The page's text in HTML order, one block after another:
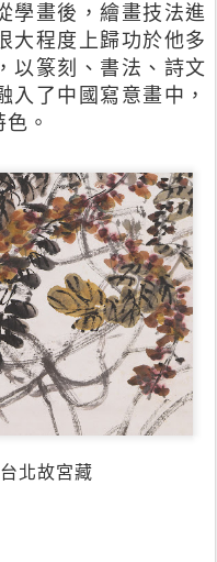
學畫後，繪畫技法進
大程度上歸功於他多
以篆刻、書法、詩文
入了中國寫意畫中，
。
北故宮藏